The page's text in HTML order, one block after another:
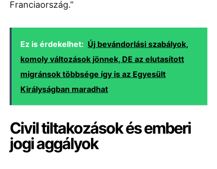
Franciaország.”
Ez is érdekelhet: Új bevándorlási szabályok,
komoly változások jönnek, DE az elutasított
migránsok többsége így is az Egyesült
Királyságban maradhat
Civil tiltakozások és emberi
jogi aggályok